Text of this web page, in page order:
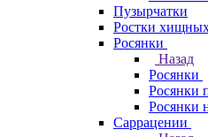
Пузырчатки
Ростки
Росянки
Назад
Росянки
Росянки
Росянки
Саррацении